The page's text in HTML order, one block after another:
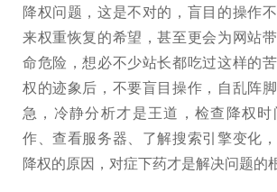
降权问题，这是不对的，盲目的操作
来权重恢复的希望，甚至更会为网站
命危险，想必不少站长都吃过这样的
权的迹象后，不要盲目操作，自乱阵
急，冷静分析才是王道，检查降权
作、查看服务器、了解搜索引擎变化
降权的原因，对症下药才是解决问题的